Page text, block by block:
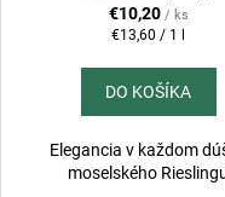
€10,20 / ks
Jednotková
€13,60 / 1 l
DO KOŠÍKA
Elegancia v každom
moselského